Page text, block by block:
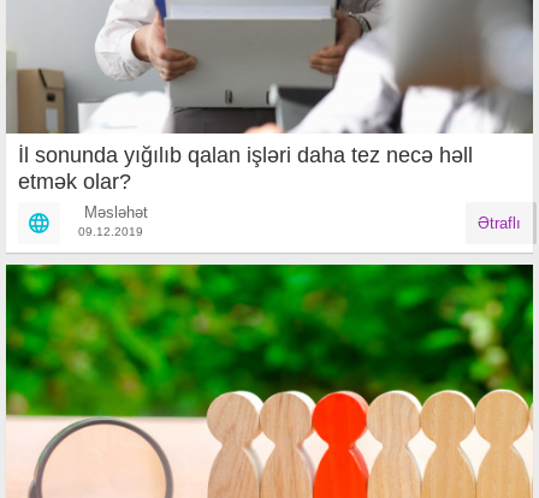
İl sonunda yığılıb qalan işləri daha tez necə həll
etmək olar?
Məsləhət
09.12.2019 Ətraflı